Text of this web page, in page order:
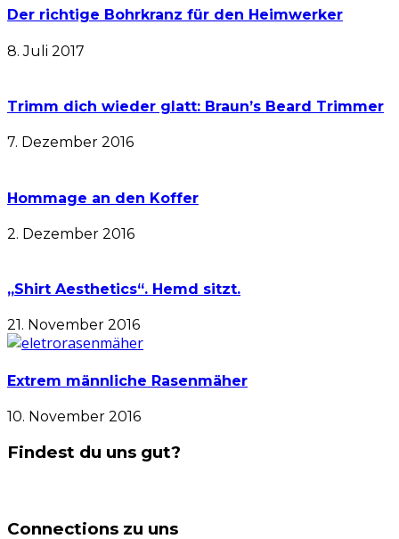
Der richtige Bohrkranz für den Heimwerker
8. Juli 2017
Trimm dich wieder glatt: Braun’s Beard Trimmer
7. Dezember 2016
Hommage an den Koffer
2. Dezember 2016
„Shirt Aesthetics“. Hemd sitzt.
21. November 2016
Extrem männliche Rasenmäher
10. November 2016
Findest du uns gut?
Connections zu uns